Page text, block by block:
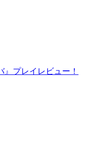
プレイレビュー！